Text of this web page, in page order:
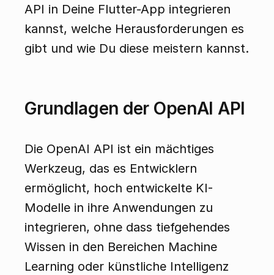
API in Deine Flutter-App integrieren
kannst, welche Herausforderungen es
gibt und wie Du diese meistern kannst.
Grundlagen der OpenAI API
Die OpenAI API ist ein mächtiges
Werkzeug, das es Entwicklern
ermöglicht, hoch entwickelte KI-
Modelle in ihre Anwendungen zu
integrieren, ohne dass tiefgehendes
Wissen in den Bereichen Machine
Learning oder künstliche Intelligenz